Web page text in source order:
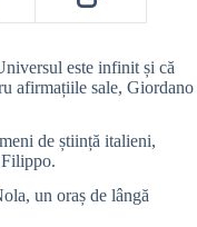
este infinit și că
afirmațiile sale, Giordano
de știință italieni,
un oraș de lângă